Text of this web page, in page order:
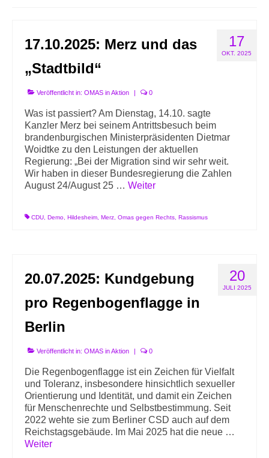
Info-Links gegen Rechts 17
OKT. 2025
17.10.2025: Merz und das
„Stadtbild“
Veröffentlicht in: OMAS in Aktion | 0
Was ist passiert? Am Dienstag, 14.10. sagte
Kanzler Merz bei seinem Antrittsbesuch beim
brandenburgischen Ministerpräsidenten Dietmar
Woidtke zu den Leistungen der aktuellen
Regierung: „Bei der Migration sind wir sehr weit.
Wir haben in dieser Bundesregierung die Zahlen
August 24/August 25 … Weiter
CDU Demo Hildesheim Merz Omas gegen Rechts Rassismus
20
JULI 2025
20.07.2025: Kundgebung
pro Regenbogenflagge in
Berlin
Veröffentlicht in: OMAS in Aktion | 0
Die Regenbogenflagge ist ein Zeichen für Vielfalt
und Toleranz, insbesondere hinsichtlich sexueller
Orientierung und Identität, und damit ein Zeichen
für Menschenrechte und Selbstbestimmung. Seit
2022 wehte sie zum Berliner CSD auch auf dem
Reichstagsgebäude. Im Mai 2025 hat die neue …
Weiter